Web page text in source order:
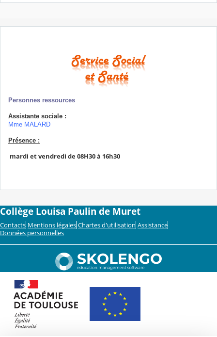
Personnes ressources
Assistante sociale :
Mme MALARD
Présence :
mardi et vendredi de 08H30 à 16h30
Collège Louisa Paulin de Muret
Contacts Mentions légales Chartes d'utilisation Assistance
Données personnelles